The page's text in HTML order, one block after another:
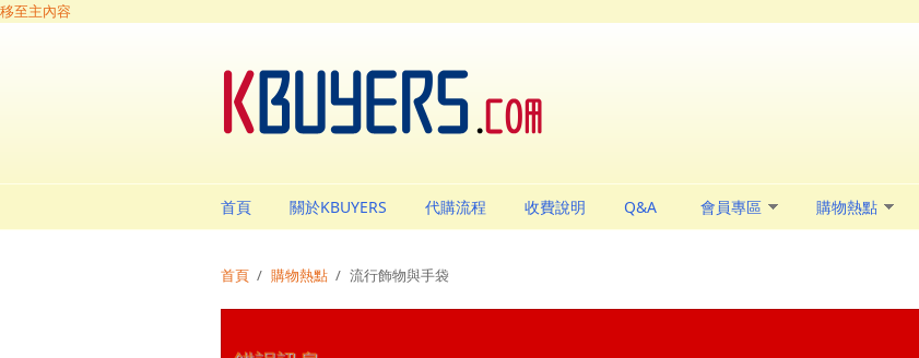
移至主內容
首頁 關於KBUYERS 代購流程 收費說明 Q&A 會員專區 購物熱點
首頁 / 購物熱點 / 流行飾物與手袋